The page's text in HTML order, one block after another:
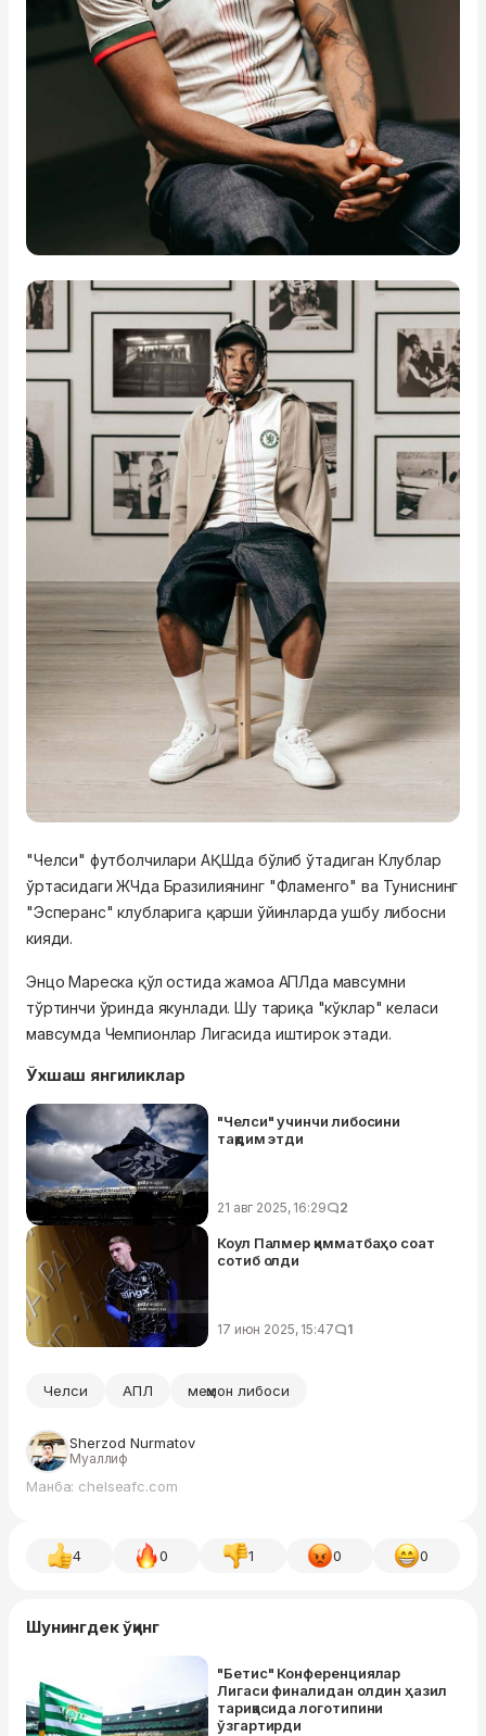
"Челси" футболчилари АҚШда бўлиб ўтадиган Клублар
ўртасидаги ЖЧда Бразилиянинг "Фламенго" ва Туниснинг
"Эсперанс" клубларига қарши ўйинларда ушбу либосни
кияди.
Энцо Мареска қўл остида жамоа АПЛда мавсумни
тўртинчи ўринда якунлади. Шу тариқа "кўклар" келаси
мавсумда Чемпионлар Лигасида иштирок этади.
Ўхшаш янгиликлар
"Челси" учинчи либосини
тақдим этди
21 авг 2025, 16:29 2
Коул Палмер қимматбаҳо соат
сотиб олди
17 июн 2025, 15:47 1
Челси АПЛ меҳмон либоси
Sherzod Nurmatov
Муаллиф
Манба: chelseafc.com
4 0 1 0 0
Шунингдек ўқинг
"Бетис" Конференциялар
Лигаси финалидан олдин ҳазил
тариқасида логотипини
ўзгартирди